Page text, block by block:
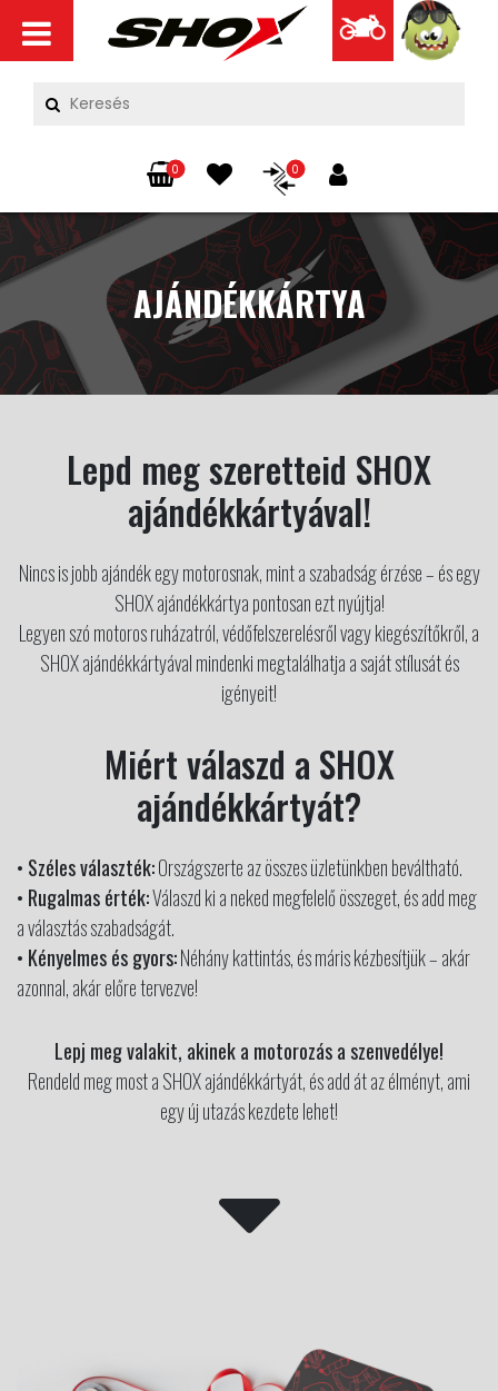
0 0
AJÁNDÉKKÁRTYA
Lepd meg szeretteid SHOX
ajándékkártyával!
Nincs is jobb ajándék egy motorosnak, mint a szabadság érzése – és egy
SHOX ajándékkártya pontosan ezt nyújtja!
Legyen szó motoros ruházatról, védőfelszerelésről vagy kiegészítőkről, a
SHOX ajándékkártyával mindenki megtalálhatja a saját stílusát és
igényeit!
Miért válaszd a SHOX
ajándékkártyát?
• Széles választék:Országszerte az összes üzletünkben beváltható.
• Rugalmas érték:Válaszd ki a neked megfelelő összeget, és add meg
a választás szabadságát.
• Kényelmes és gyors:Néhány kattintás, és máris kézbesítjük – akár
azonnal, akár előre tervezve!
Lepj meg valakit, akinek a motorozás a szenvedélye!
Rendeld meg most a SHOX ajándékkártyát, és add át az élményt, ami
egy új utazás kezdete lehet!